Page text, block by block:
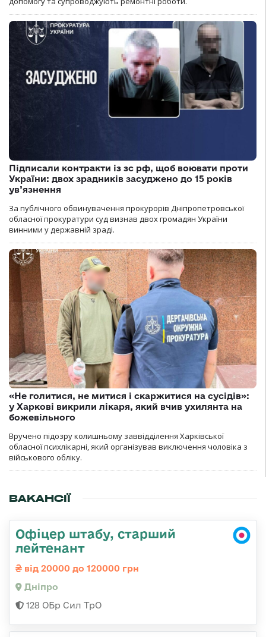
Підписали контракти із зс рф, щоб воювати проти
України: двох зрадників засуджено до 15 років
ув’язнення
За публічного обвинувачення прокурорів Дніпропетровської
обласної прокуратури суд визнав двох громадян України
винними у державній зраді.
«Не голитися, не митися і скаржитися на сусідів»:
у Харкові викрили лікаря, який вчив ухилянта на
божевільного
Вручено підозру колишньому заввідділення Харківської
обласної психлікарні, який організував виключення чоловіка з
військового обліку.
ВАКАНСІЇ
Офіцер штабу, старший
лейтенант
від 20000 до 120000 грн
Дніпро
128 ОБр Сил ТрО